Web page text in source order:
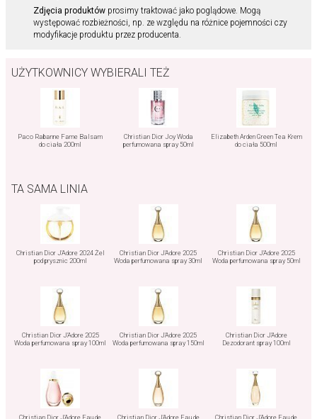
Zdjęcia produktówprosimy traktować jako poglądowe. Mogą
występować rozbieżności, np. ze względu na różnice pojemności czy
modyfikacje produktu przez producenta.
UŻYTKOWNICY WYBIERALI TEŻ
Paco Rabanne Fame Balsam
do ciała 200ml
Christian Dior Joy Woda
perfumowana spray 50ml
Elizabeth Arden Green Tea Krem
do ciała 500ml
TA SAMA LINIA
Christian Dior J'Adore 2024 Żel
pod prysznic 200ml
Christian Dior J'Adore 2025
Woda perfumowana spray 30ml
Christian Dior J'Adore 2025
Woda perfumowana spray 50ml
Christian Dior J'Adore 2025
Woda perfumowana spray 100ml
Christian Dior J'Adore 2025
Woda perfumowana spray 150ml
Christian Dior J'Adore
Dezodorant spray 100ml
Christian Dior J'Adore Eau de
Christian Dior J'Adore Eau de
Christian Dior J'Adore Eau de